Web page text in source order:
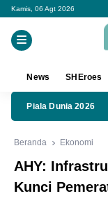
Kamis, 06 Agt 2026
News SHEroes
Piala Dunia 2026
Beranda Ekonomi
AHY:
Kunci